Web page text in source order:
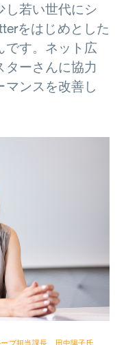
し若い世代にシ
をはじめとした
です。ネット広
ーさんに協力
ンスを改善し
プ担当課長 田中陽子氏